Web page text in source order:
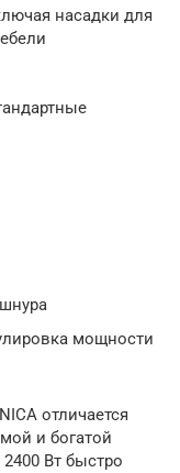
насадки для
мощности
отличается
и богатой
Вт быстро